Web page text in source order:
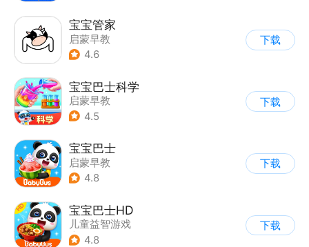
宝宝管家
启蒙早教
4.6
下载
宝宝巴士科学
启蒙早教
4.5
下载
宝宝巴士
启蒙早教
| 儿童益智游戏
4.8
下载
宝宝巴士HD
儿童益智游戏
| 启蒙早教
4.8
下载